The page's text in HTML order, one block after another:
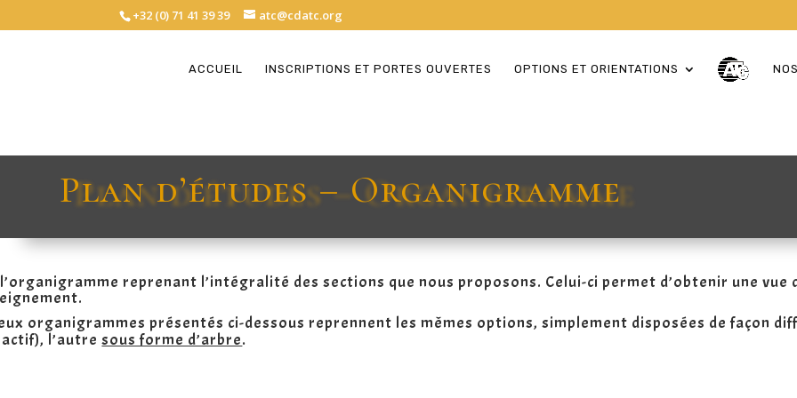
+32 (0) 71 41 39 39 atc@cdatc.org
ACCUEIL INSCRIPTIONS ET PORTES OUVERTES OPTIONS ET ORIENTATIONS
Plan d’études – Organigramme
reprenant l’intégralité des sections que nous proposons. Celui-ci permet d’obtenir une vue
organigrammes présentés ci-dessous reprennent les mêmes options, simplement disposées de façon
l’autresous forme d’arbre.